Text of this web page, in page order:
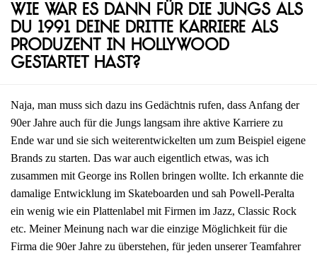
Wie war es dann für die Jungs als
du 1991 deine dritte Karriere als
Produzent in Hollywood
gestartet hast?
Naja, man muss sich dazu ins Gedächtnis rufen, dass Anfang der
90er Jahre auch für die Jungs langsam ihre aktive Karriere zu
Ende war und sie sich weiterentwickelten um zum Beispiel eigene
Brands zu starten. Das war auch eigentlich etwas, was ich
zusammen mit George ins Rollen bringen wollte. Ich erkannte die
damalige Entwicklung im Skateboarden und sah Powell-Peralta
ein wenig wie ein Plattenlabel mit Firmen im Jazz, Classic Rock
etc. Meiner Meinung nach war die einzige Möglichkeit für die
Firma die 90er Jahre zu überstehen, für jeden unserer Teamfahrer